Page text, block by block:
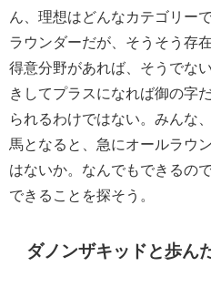
ん、理想はどんなカテゴリー
ラウンダーだが、そうそう存
得意分野があれば、そうでな
きしてプラスになれば御の字
られるわけではない。みんな
馬となると、急にオールラウ
はないか。なんでもできるの
できることを探そう。
ダノンザキッドと歩ん